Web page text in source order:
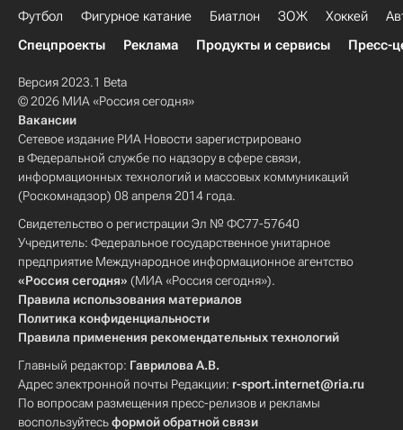
Футбол Фигурное катание Биатлон ЗОЖ Хоккей
Спецпроекты
Реклама Продукты и сервисы Пресс-
Версия 2023.1 Beta
© 2026 МИА «Россия сегодня»
Вакансии
Сетевое издание РИА Новости зарегистрировано
в Федеральной службе по надзору в сфере связи,
информационных технологий и массовых коммуникаций
(Роскомнадзор) 08 апреля 2014 года.
Свидетельство о регистрации Эл № ФС77-57640
Учредитель: Федеральное государственное унитарное
предприятие Международное информационное агентство
«Россия сегодня» (МИА «Россия сегодня»).
Правила использования материалов
Политика конфиденциальности
Правила применения рекомендательных технологий
Главный редактор: Гаврилова А.В.
Адрес электронной почты Редакции: r-sport.internet@ria.ru
По вопросам размещения пресс-релизов и рекламы
воспользуйтесьформой обратной связи